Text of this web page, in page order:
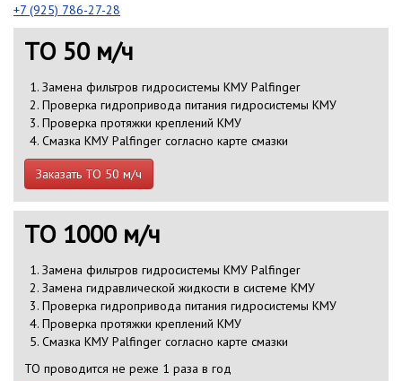
+7 (925) 786-27-28
ТО 50 м/ч
Замена фильтров гидросистемы КМУ Palfinger
Проверка гидропривода питания гидросистемы КМУ
Проверка протяжки креплений КМУ
Смазка КМУ Palfinger согласно карте смазки
Заказать ТО 50 м/ч
ТО 1000 м/ч
Замена фильтров гидросистемы КМУ Palfinger
Замена гидравлической жидкости в системе КМУ
Проверка гидропривода питания гидросистемы КМУ
Проверка протяжки креплений КМУ
Смазка КМУ Palfinger согласно карте смазки
ТО проводится не реже 1 раза в год